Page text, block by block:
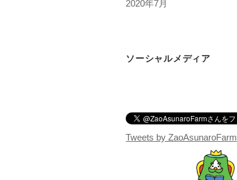
2020年7月
ソーシャルメディア
Tweets by ZaoAsunaroFarm